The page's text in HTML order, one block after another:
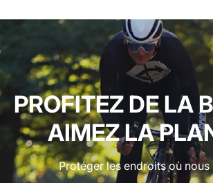
PROFITEZ DE LA
AIMEZ LA
Protéger les endroits où nous